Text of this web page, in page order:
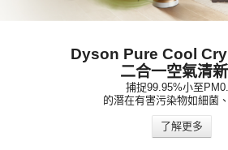
Dyson Pure Cool
二合一空氣清
捕捉99.95%小至
的潛在有害污染物如細菌
了解更多